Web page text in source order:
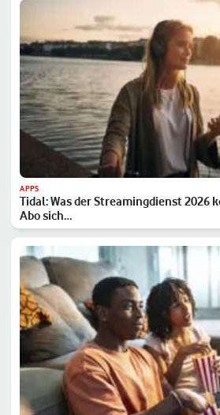
APPS
Tidal: Was der Streamingdienst 2026
Abo sich…